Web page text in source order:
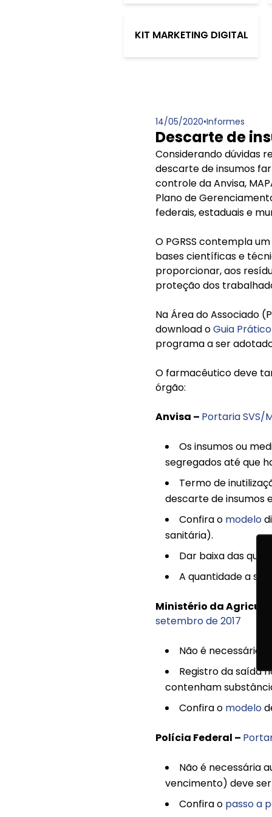
KIT MARKETING DIGITAL
14/05/2020•Informes
Descarte de
Considerando dúvidas
descarte de insumos
controle da Anvisa,
Plano de
federais, estaduais e
O PGRSS contempla
bases científicas e
proporcionar, aos
proteção dos
Na Área do Associado
download oGuia
programa a ser
O farmacêutico deve
órgão:
Anvisa – Portaria SVS/
Os insumos ou
segregados até que
Termo de
descarte de insumos
Confira o modelo
sanitária).
Dar baixa das
A quantidade a
Ministério da
setembro de 2017
Não é necessário
Registro da saída
contenham
Confira o modelo
Polícia Federal –
Não é necessária
vencimento) deve ser
Confira o passo a